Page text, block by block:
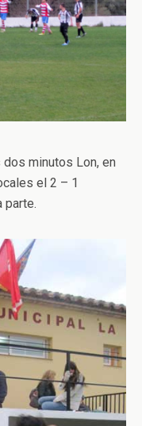
minutos Lon, en
el 2 – 1
parte.